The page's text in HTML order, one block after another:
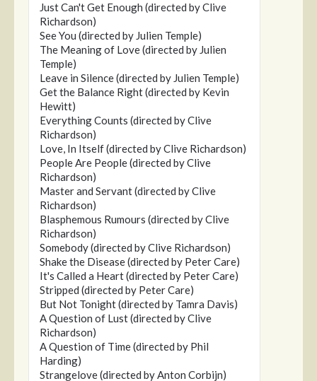
Just Can't Get Enough (directed by Clive
Richardson)
See You (directed by Julien Temple)
The Meaning of Love (directed by Julien
Temple)
Leave in Silence (directed by Julien Temple)
Get the Balance Right (directed by Kevin
Hewitt)
Everything Counts (directed by Clive
Richardson)
Love, In Itself (directed by Clive Richardson)
People Are People (directed by Clive
Richardson)
Master and Servant (directed by Clive
Richardson)
Blasphemous Rumours (directed by Clive
Richardson)
Somebody (directed by Clive Richardson)
Shake the Disease (directed by Peter Care)
It's Called a Heart (directed by Peter Care)
Stripped (directed by Peter Care)
But Not Tonight (directed by Tamra Davis)
A Question of Lust (directed by Clive
Richardson)
A Question of Time (directed by Phil
Harding)
Strangelove (directed by Anton Corbijn)